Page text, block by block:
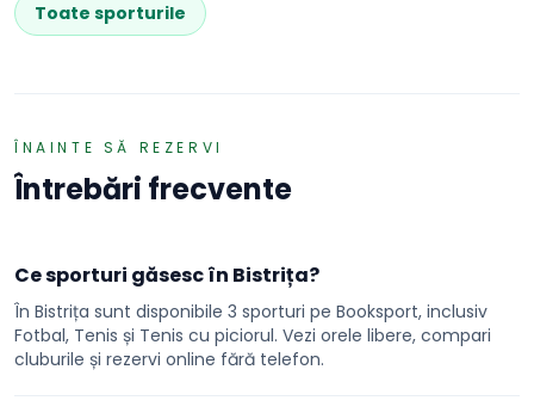
Toate sporturile
ÎNAINTE SĂ REZERVI
Întrebări frecvente
Ce sporturi găsesc în Bistrița?
În Bistrița sunt disponibile 3 sporturi pe Booksport, inclusiv
Fotbal, Tenis și Tenis cu piciorul. Vezi orele libere, compari
cluburile și rezervi online fără telefon.